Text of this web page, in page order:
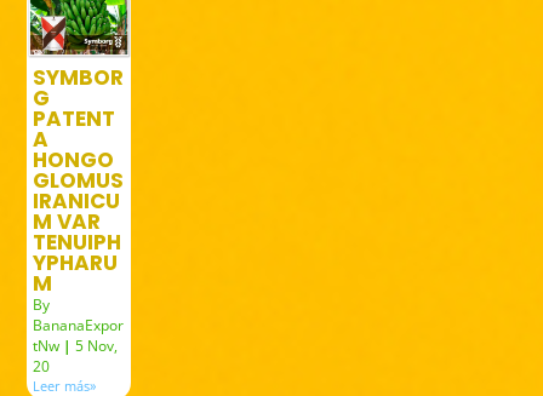
SYMBOR
G
PATENT
A
HONGO
GLOMUS
IRANICU
M VAR
TENUIPH
YPHARU
M
By
BananaExpor
tNw | 5 Nov,
20
Leer más»